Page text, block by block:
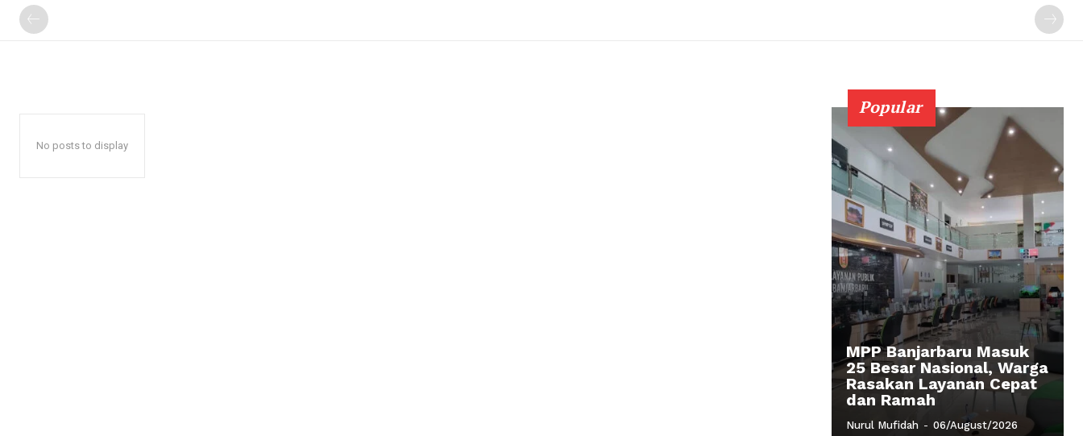
No posts to display
Popular
MPP Banjarbaru Masuk
25 Besar Nasional, Warga
Rasakan Layanan Cepat
dan Ramah
Nurul Mufidah - 06/August/2026